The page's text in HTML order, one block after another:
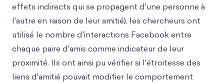
effets indirects qui se propagent d'une personne à
l'autre en raison de leur amitié), les chercheurs ont
utilisé le nombre d'interactions Facebook entre
chaque paire d'amis comme indicateur de leur
proximité. Ils ont ainsi pu vérifier si l'étroitesse des
liens d'amitié pouvait modifier le comportement